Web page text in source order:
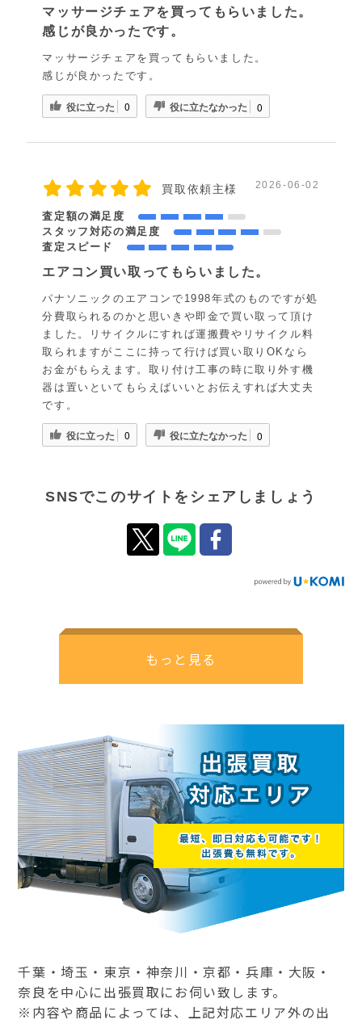
マッサージチェアを買ってもらいました。
感じが良かったです。
マッサージチェアを買ってもらいました。
感じが良かったです。
役に立った 0 役に立たなかった 0
買取依頼主様 2026-06-02
査定額の満足度
スタッフ対応の満足度
査定スピード
エアコン買い取ってもらいました。
パナソニックのエアコンで1998年式のものですが処
分費取られるのかと思いきや即金で買い取って頂け
ました。リサイクルにすれば運搬費やリサイクル料
取られますがここに持って行けば買い取りOKなら
お金がもらえます。取り付け工事の時に取り外す機
器は置いといてもらえばいいとお伝えすれば大丈夫
です。
役に立った 0 役に立たなかった 0
SNSでこのサイトをシェアしましょう
もっと見る
千葉・埼玉・東京・神奈川・京都・兵庫・大阪・
奈良を中心に出張買取にお伺い致します。
※内容や商品によっては、上記対応エリア外の出